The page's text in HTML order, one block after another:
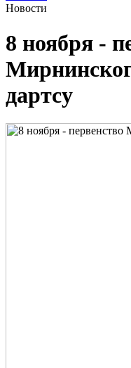
Новости
8 ноября -
дартсу